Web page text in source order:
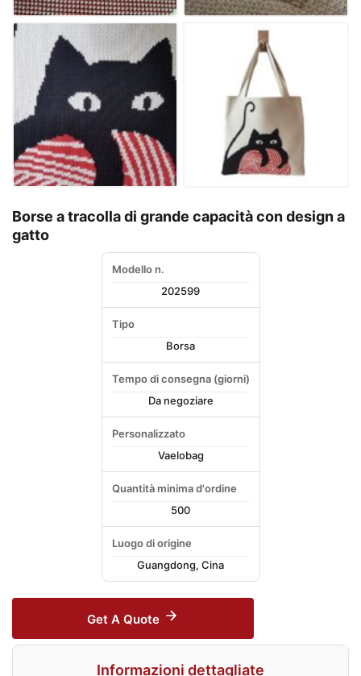
Borse a tracolla di grande capacità con design a
gatto
Modello n.
202599
Tipo
Borsa
Tempo di consegna (giorni)
Da negoziare
Personalizzato
Vaelobag
Quantità minima d'ordine
500
Luogo di origine
Guangdong, Cina
Get A Quote
Informazioni dettagliate